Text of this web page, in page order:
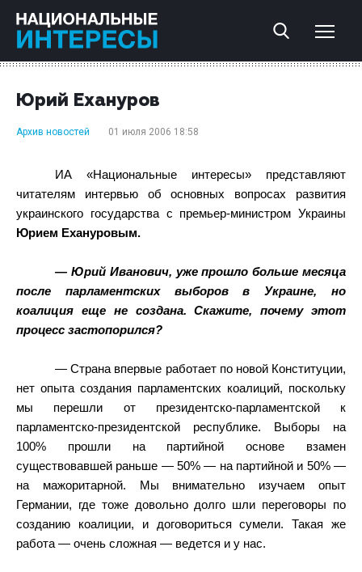
Юрий Ехануров
Архив новостей 01 июля 2006 18:58
ИА «Национальные интересы» представляют
читателям интервью об основных вопросах развития
украинского государства с премьер-министром Украины
Юрием Ехануровым.
— Юрий Иванович, уже прошло больше месяца
после парламентских выборов в Украине, но
коалиция еще не создана. Скажите, почему этот
процесс застопорился?
— Страна впервые работает по новой Конституции,
нет опыта создания парламентских коалиций, поскольку
мы перешли от президентско-парламентской к
парламентско-президентской республике. Выборы на
100% прошли на партийной основе взамен
существовавшей раньше — 50% — на партийной и 50% —
на мажоритарной. Мы внимательно изучаем опыт
Германии, где тоже довольно долго шли переговоры по
созданию коалиции, и договориться сумели. Такая же
работа — очень сложная — ведется и у нас.